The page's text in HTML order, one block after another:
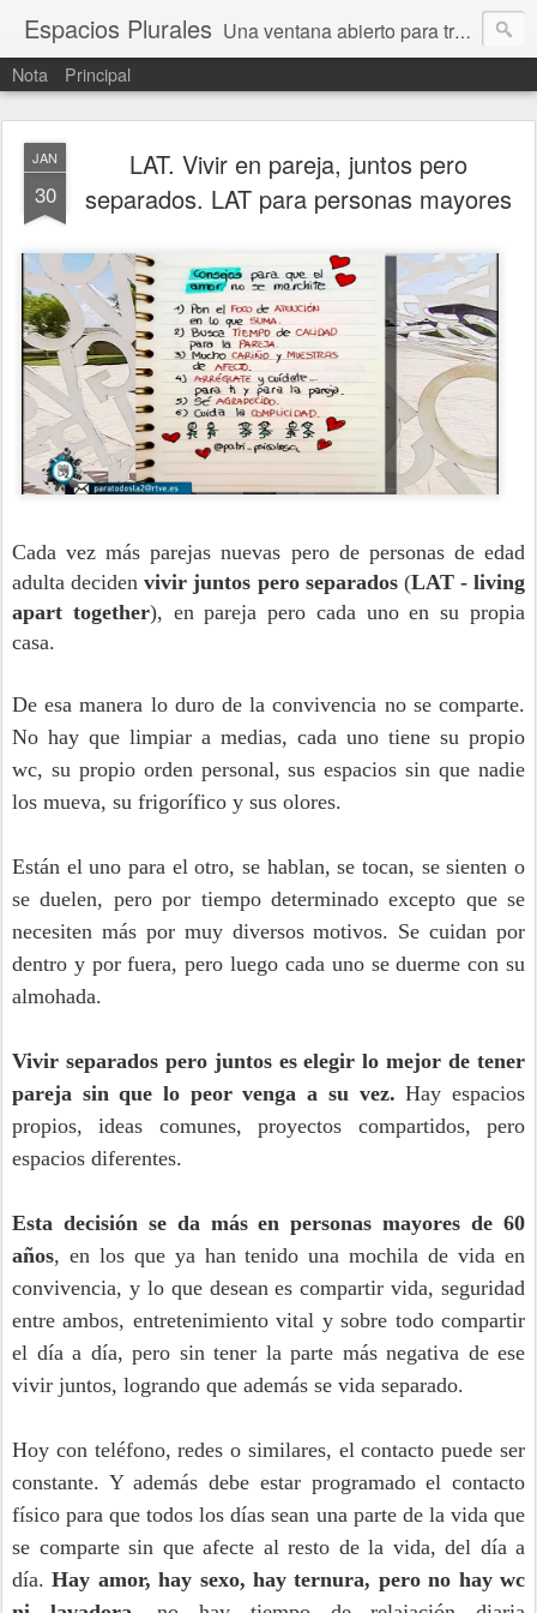
Espacios Plurales Una ventana abierto para tratar problemas que nos afectan a todxs. Temas sociales, educación, cultura, economía, política, derechos, calidad de vida. Estamos gobernados, pero queremos una calidad mayor en la política.
Nota Principal
JAN
30
LAT. Vivir en pareja, juntos pero
separados. LAT para personas mayores
Cada vez más parejas nuevas pero de personas de edad
adulta decidenvivir juntos pero separados (LAT - living
apart together), en pareja pero cada uno en su propia
casa.
De esa manera lo duro de la convivencia no se comparte.
No hay que limpiar a medias, cada uno tiene su propio
wc, su propio orden personal, sus espacios sin que nadie
los mueva, su frigorífico y sus olores.
Están el uno para el otro, se hablan, se tocan, se sienten o
se duelen, pero por tiempo determinado excepto que se
necesiten más por muy diversos motivos. Se cuidan por
dentro y por fuera, pero luego cada uno se duerme con su
almohada.
Vivir separados pero juntos es elegir lo mejor de tener
pareja sin que lo peor venga a su vez. Hay espacios
propios, ideas comunes, proyectos compartidos, pero
espacios diferentes.
Esta decisión se da más en personas mayores de 60
años, en los que ya han tenido una mochila de vida en
convivencia, y lo que desean es compartir vida, seguridad
entre ambos, entretenimiento vital y sobre todo compartir
el día a día, pero sin tener la parte más negativa de ese
vivir juntos, logrando que además se vida separado.
Hoy con teléfono, redes o similares, el contacto puede ser
constante. Y además debe estar programado el contacto
físico para que todos los días sean una parte de la vida que
se comparte sin que afecte al resto de la vida, del día a
día.Hay amor, hay sexo, hay ternura, pero no hay wc